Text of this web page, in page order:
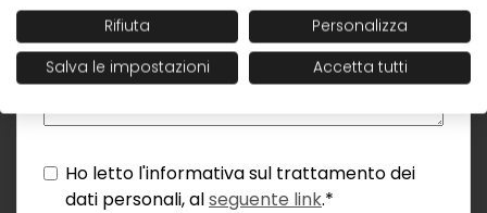
Ho letto l'informativa sul trattamento dei
dati personali, alseguente link.*
Rifiuta
Personalizza
Salva le impostazioni
Accetta tutti